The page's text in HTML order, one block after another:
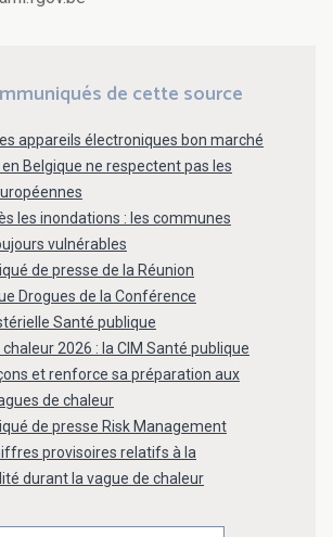
de cette source
appareils électroniques bon marché
Belgique ne respectent pas les
les inondations : les communes
vulnérables
de presse de la Réunion
Drogues de la Conférence
Santé publique
2026 : la CIM Santé publique
et renforce sa préparation aux
de chaleur
de presse Risk Management
provisoires relatifs à la
durant la vague de chaleur